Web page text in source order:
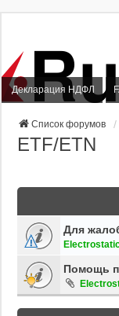
Декларация НДФЛ
Список форумов
ETF/ETN
Для
Помощь